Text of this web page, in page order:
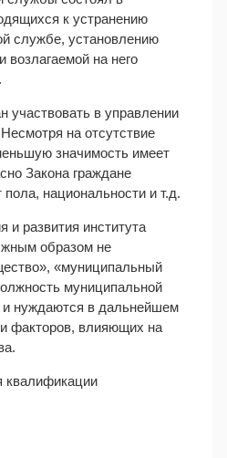
к устранению
службе, установлению
возлагаемой на него
участвовать в управлении
на отсутствие
значимость имеет
Закона граждане
национальности и т.д.
развития института
образом не
«муниципальный
муниципальной
и нуждаются в дальнейшем
факторов, влияющих на
квалификации